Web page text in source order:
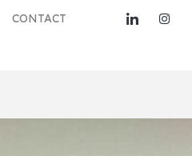
CONTACT